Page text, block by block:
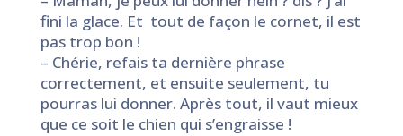
fini la glace. Et tout de façon le cornet, il est
pas trop bon !
– Chérie, refais ta dernière phrase
correctement, et ensuite seulement, tu
pourras lui donner. Après tout, il vaut mieux
que ce soit le chien qui s’engraisse !